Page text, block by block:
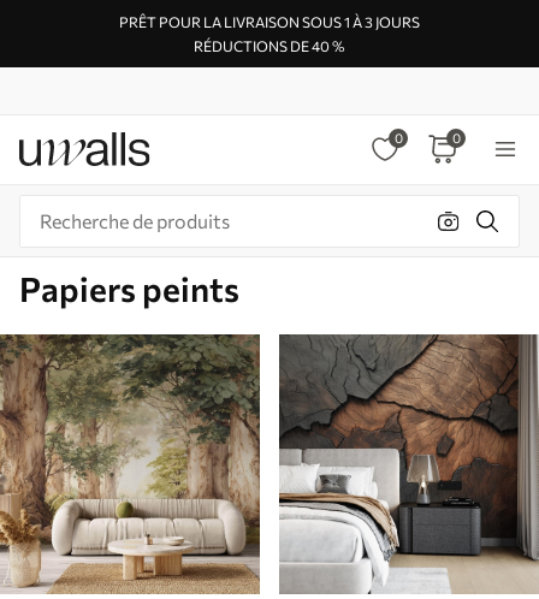
PRÊT POUR LA LIVRAISON SOUS 1 À 3 JOURS
RÉDUCTIONS DE 40 %
0 0
Papiers peints